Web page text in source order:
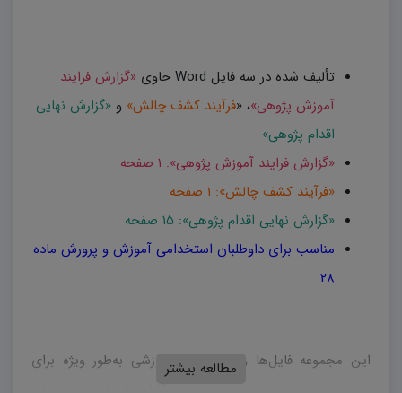
تألیف شده در سه فایل Word حاوی
«گزارش فرایند
آموزش پژوهی»، «فرآیند کشف چالش» و «گزارش نهایی
اقدام پژوهی»
«گزارش فرایند آموزش پژوهی»: ۱ صفحه
«فرآیند کشف چالش»: ۱ صفحه
«گزارش نهایی اقدام پژوهی»: ۱۵ صفحه
مناسب برای داوطلبان استخدامی آموزش و پرورش ماده
۲۸
این مجموعه فایل‌ها و پست‌های آموزشی به‌طور ویژه برای
مطالعه بیشتر